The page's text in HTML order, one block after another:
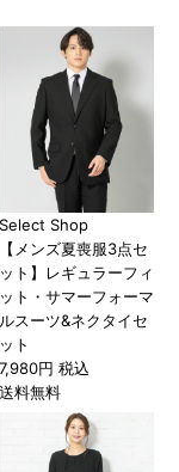
Select Shop
【メンズ夏喪服3点セ
ット】レギュラーフィ
ット・サマーフォーマ
ルスーツ&ネクタイセ
ット
7,980円 税込
送料無料